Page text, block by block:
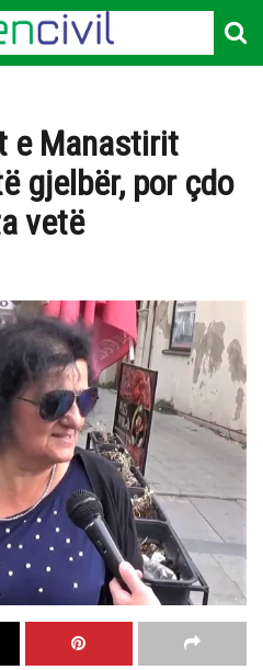
e Manastirit
gjelbër, por çdo
vetë